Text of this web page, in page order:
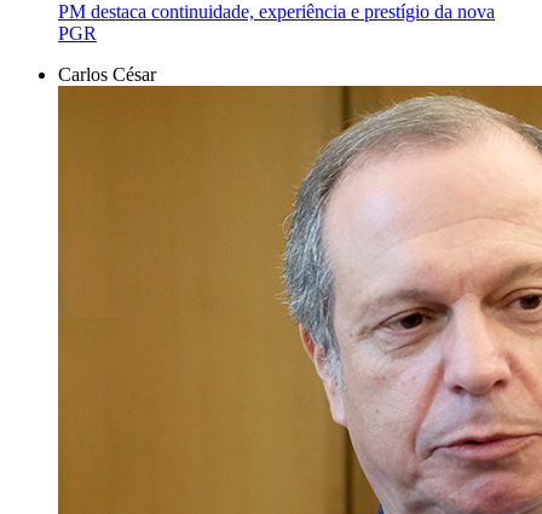
PM destaca continuidade, experiência e prestígio da nova
PGR
Carlos César